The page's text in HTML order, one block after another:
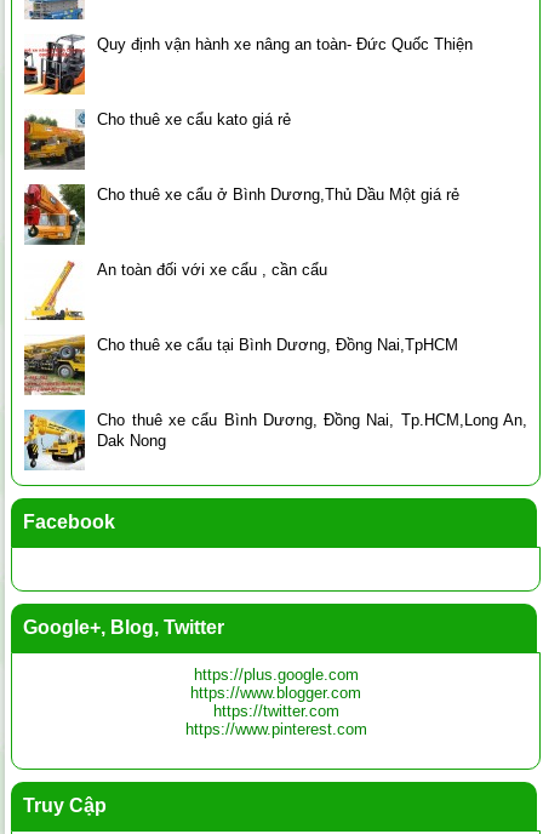
Quy định vận hành xe nâng an toàn- Đức Quốc Thiện
Cho thuê xe cẩu kato giá rẻ
Cho thuê xe cẩu ở Bình Dương,Thủ Dầu Một giá rẻ
An toàn đối với xe cẩu , cần cẩu
Cho thuê xe cẩu tại Bình Dương, Đồng Nai,TpHCM
Cho thuê xe cẩu Bình Dương, Đồng Nai, Tp.HCM,Long An,
Dak Nong
Facebook
Google+, Blog, Twitter
https://plus.google.com
https://www.blogger.com
https://twitter.com
https://www.pinterest.com
Truy Cập